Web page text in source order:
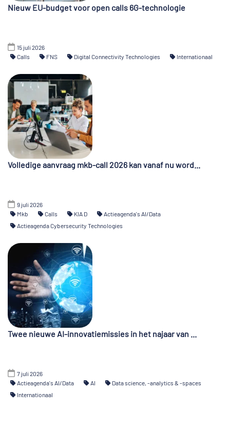
Nieuw EU-budget voor open calls 6G-technologie
15 juli 2026
Calls
FNS Digital Connectivity Technologies Internationaal
Volledige aanvraag mkb-call 2026 kan vanaf nu word...
9 juli 2026
Mkb
Calls KIA D
Actieagenda's AI/Data
Actieagenda Cybersecurity Technologies
Twee nieuwe AI-innovatiemissies in het najaar van ...
7 juli 2026
Actieagenda's AI/Data
AI
Data science, -analytics & -spaces
Internationaal